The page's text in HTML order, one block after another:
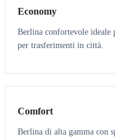
Economy
Berlina confortevole ideale
per trasferimenti in città.
3 3
Comfort
Berlina di alta gamma con